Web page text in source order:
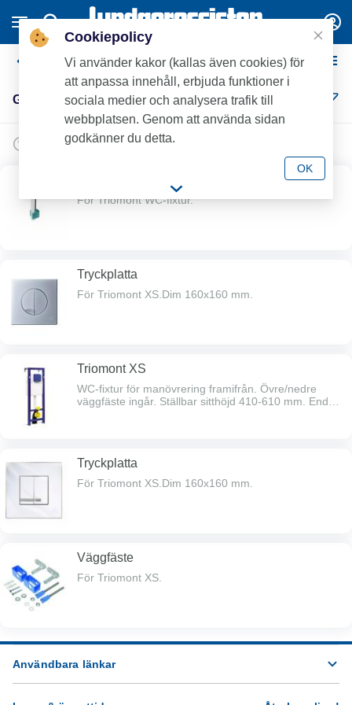
Gustavsberg WC-fixtur
Gustavsberg WC-fixtur (5)
För Triomont WC-fixtur.
Tryckplatta
För Triomont XS.Dim 160x160 mm.
Triomont XS
WC-fixtur för manövrering framifrån. Övre/nedre
väggfäste ingår. Ställbar sitthöjd 410-610 mm. Endast
Tryckplatta
För Triomont XS.Dim 160x160 mm.
Väggfäste
För Triomont XS.
Användbara länkar
Cookiepolicy
Vi använder kakor (kallas även cookies) för
att anpassa innehåll, erbjuda funktioner i
sociala medier och analysera trafik till
webbplatsen. Genom att använda sidan
godkänner du detta.
OK